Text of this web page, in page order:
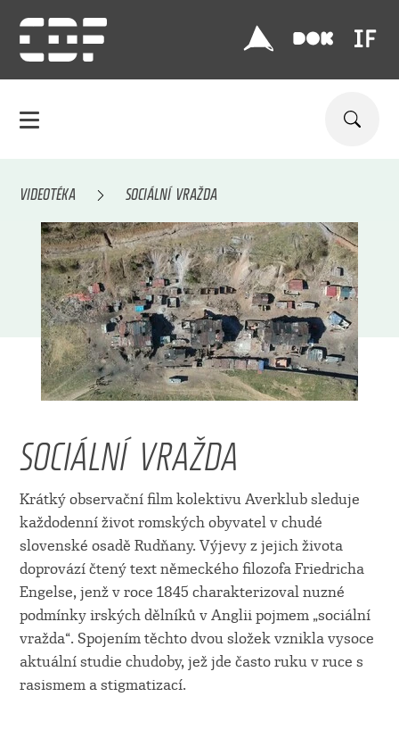
VIDEOTÉKA SOCIÁLNÍ VRAŽDA
SOCIÁLNÍ VRAŽDA
Krátký observační film kolektivu Averklub sleduje
každodenní život romských obyvatel v chudé
slovenské osadě Rudňany. Výjevy z jejich života
doprovází čtený text německého filozofa Friedricha
Engelse, jenž v roce 1845 charakterizoval nuzné
podmínky irských dělníků v Anglii pojmem „sociální
vražda“. Spojením těchto dvou složek vznikla vysoce
aktuální studie chudoby, jež jde často ruku v ruce s
rasismem a stigmatizací.